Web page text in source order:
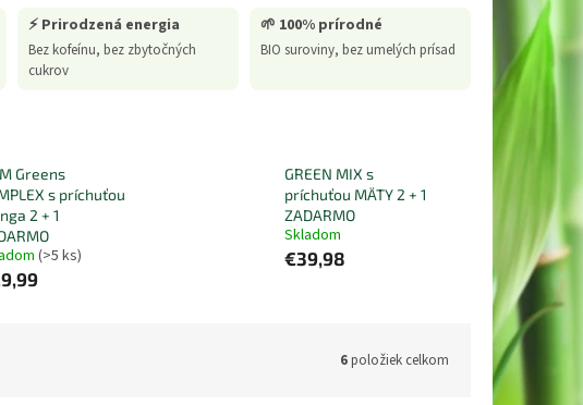
⚡ Prirodzená energia
Bez kofeínu, bez zbytočných
cukrov
🌱 100% prírodné
BIO suroviny, bez umelých prísad
Greens
s príchuťou
2 + 1
(>5 ks)
GREEN MIX s
príchuťou MÄTY 2 + 1
ZADARMO
Skladom
€39,98
6položiek celkom